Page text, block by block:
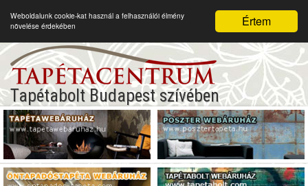
Értem
Weboldalunk cookie-kat használ a felhasználói élmény
növelése érdekében
Tapétabolt Budapest szívében